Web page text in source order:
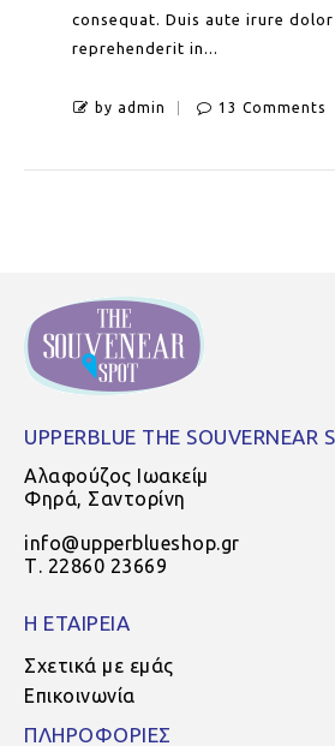
consequat. Duis aute irure dolor
reprehenderit in...
by admin 13 Comments
UPPERBLUE THE SOUVERNEAR
Αλαφούζος Ιωακείμ
Φηρά, Σαντορίνη
info@upperblueshop.gr
Τ. 22860 23669
Η ΕΤΑΙΡΕΙΑ
Σχετικά με εμάς
Επικοινωνία
ΠΛΗΡΟΦΟΡΙΕΣ